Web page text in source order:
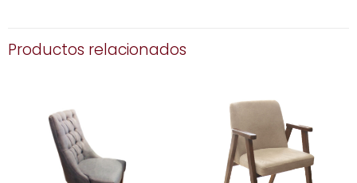
Productos relacionados